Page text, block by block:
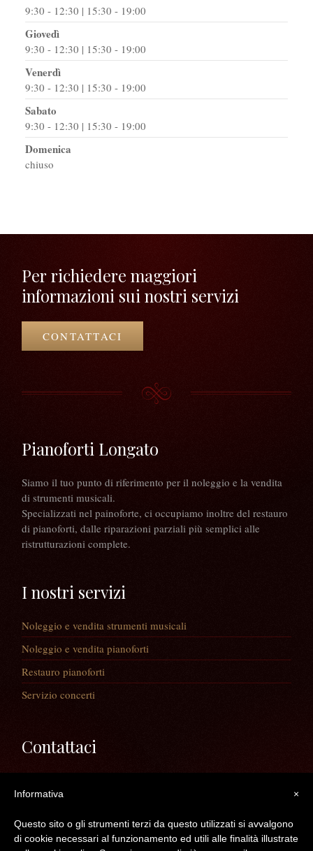
9:30 - 12:30 | 15:30 - 19:00
Giovedì
9:30 - 12:30 | 15:30 - 19:00
Venerdì
9:30 - 12:30 | 15:30 - 19:00
Sabato
9:30 - 12:30 | 15:30 - 19:00
Domenica
chiuso
Per richiedere maggiori
informazioni sui nostri servizi
CONTATTACI
Pianoforti Longato
Siamo il tuo punto di riferimento per il noleggio e la vendita
di strumenti musicali.
Specializzati nel painoforte, ci occupiamo inoltre del restauro
di pianoforti, dalle riparazioni parziali più semplici alle
ristrutturazioni complete.
I nostri servizi
Noleggio e vendita strumenti musicali
Noleggio e vendita pianoforti
Restauro pianoforti
Servizio concerti
Contattaci
30020 Noventa di Piave (VE)
Mail: info@longatopianoforti.it
ORARI DEL NEGOZIO
×
Informativa
Questo sito o gli strumenti terzi da questo utilizzati si avvalgono
di cookie necessari al funzionamento ed utili alle finalità illustrate